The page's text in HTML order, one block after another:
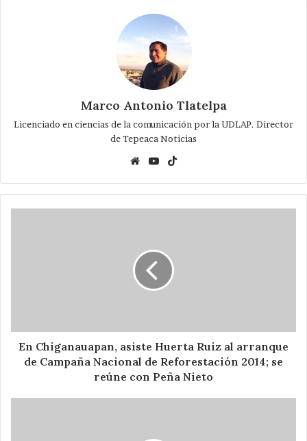
Marco Antonio Tlatelpa
Licenciado en ciencias de la comunicación por la UDLAP. Director
de Tepeaca Noticias
WebsiteYouTube
Campaña
Nacional
En Chiganauapan, asiste Huerta Ruiz al arranque
de Campaña Nacional de Reforestación 2014; se
reúne con Peña Nieto